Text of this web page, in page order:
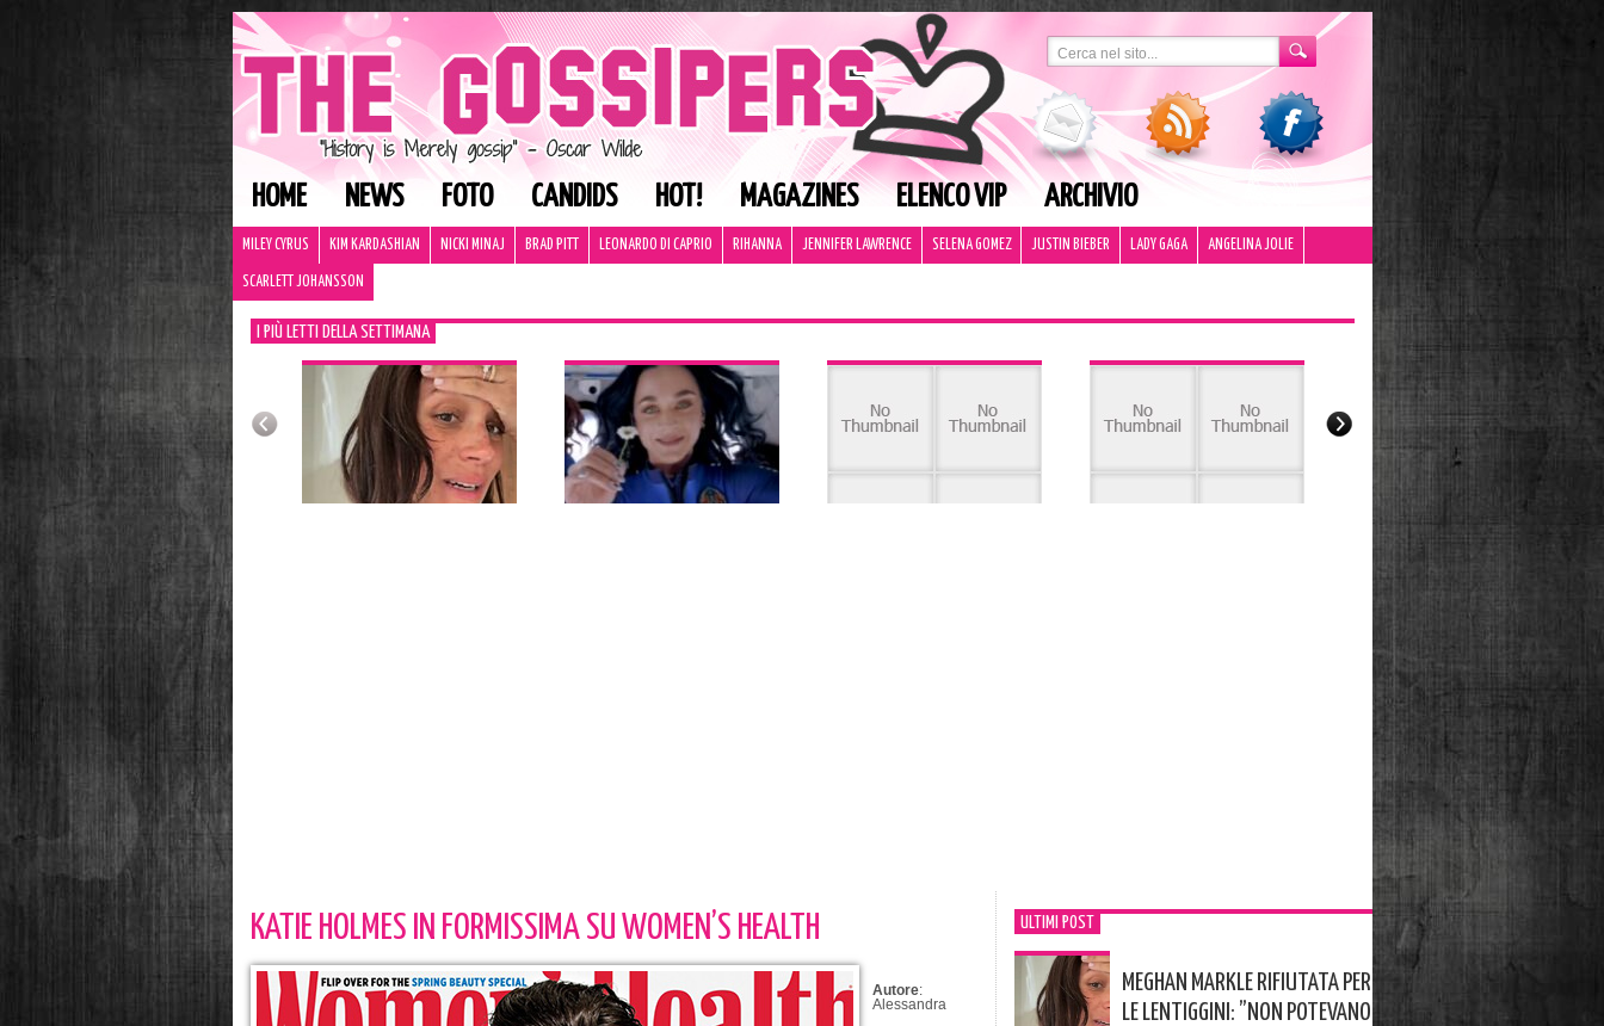
HOME NEWS FOTO CANDIDS HOT! MAGAZINES ELENCO VIP ARCHIVIO
MILEY CYRUS KIM KARDASHIAN NICKI MINAJ BRAD PITT LEONARDO DI CAPRIO RIHANNA JENNIFER LAWRENCE SELENA GOMEZ JUSTIN BIEBER LADY GAGA ANGELINA JOLIE
SCARLETT JOHANSSON
I PIÙ LETTI DELLA SETTIMANA
KATIE HOLMES IN FORMISSIMA SU WOMEN’S HEALTH
Autore:
Alessandra
ULTIMI POST
MEGHAN MARKLE RIFIUTATA PER
LE LENTIGGINI: ”NON POTEVANO